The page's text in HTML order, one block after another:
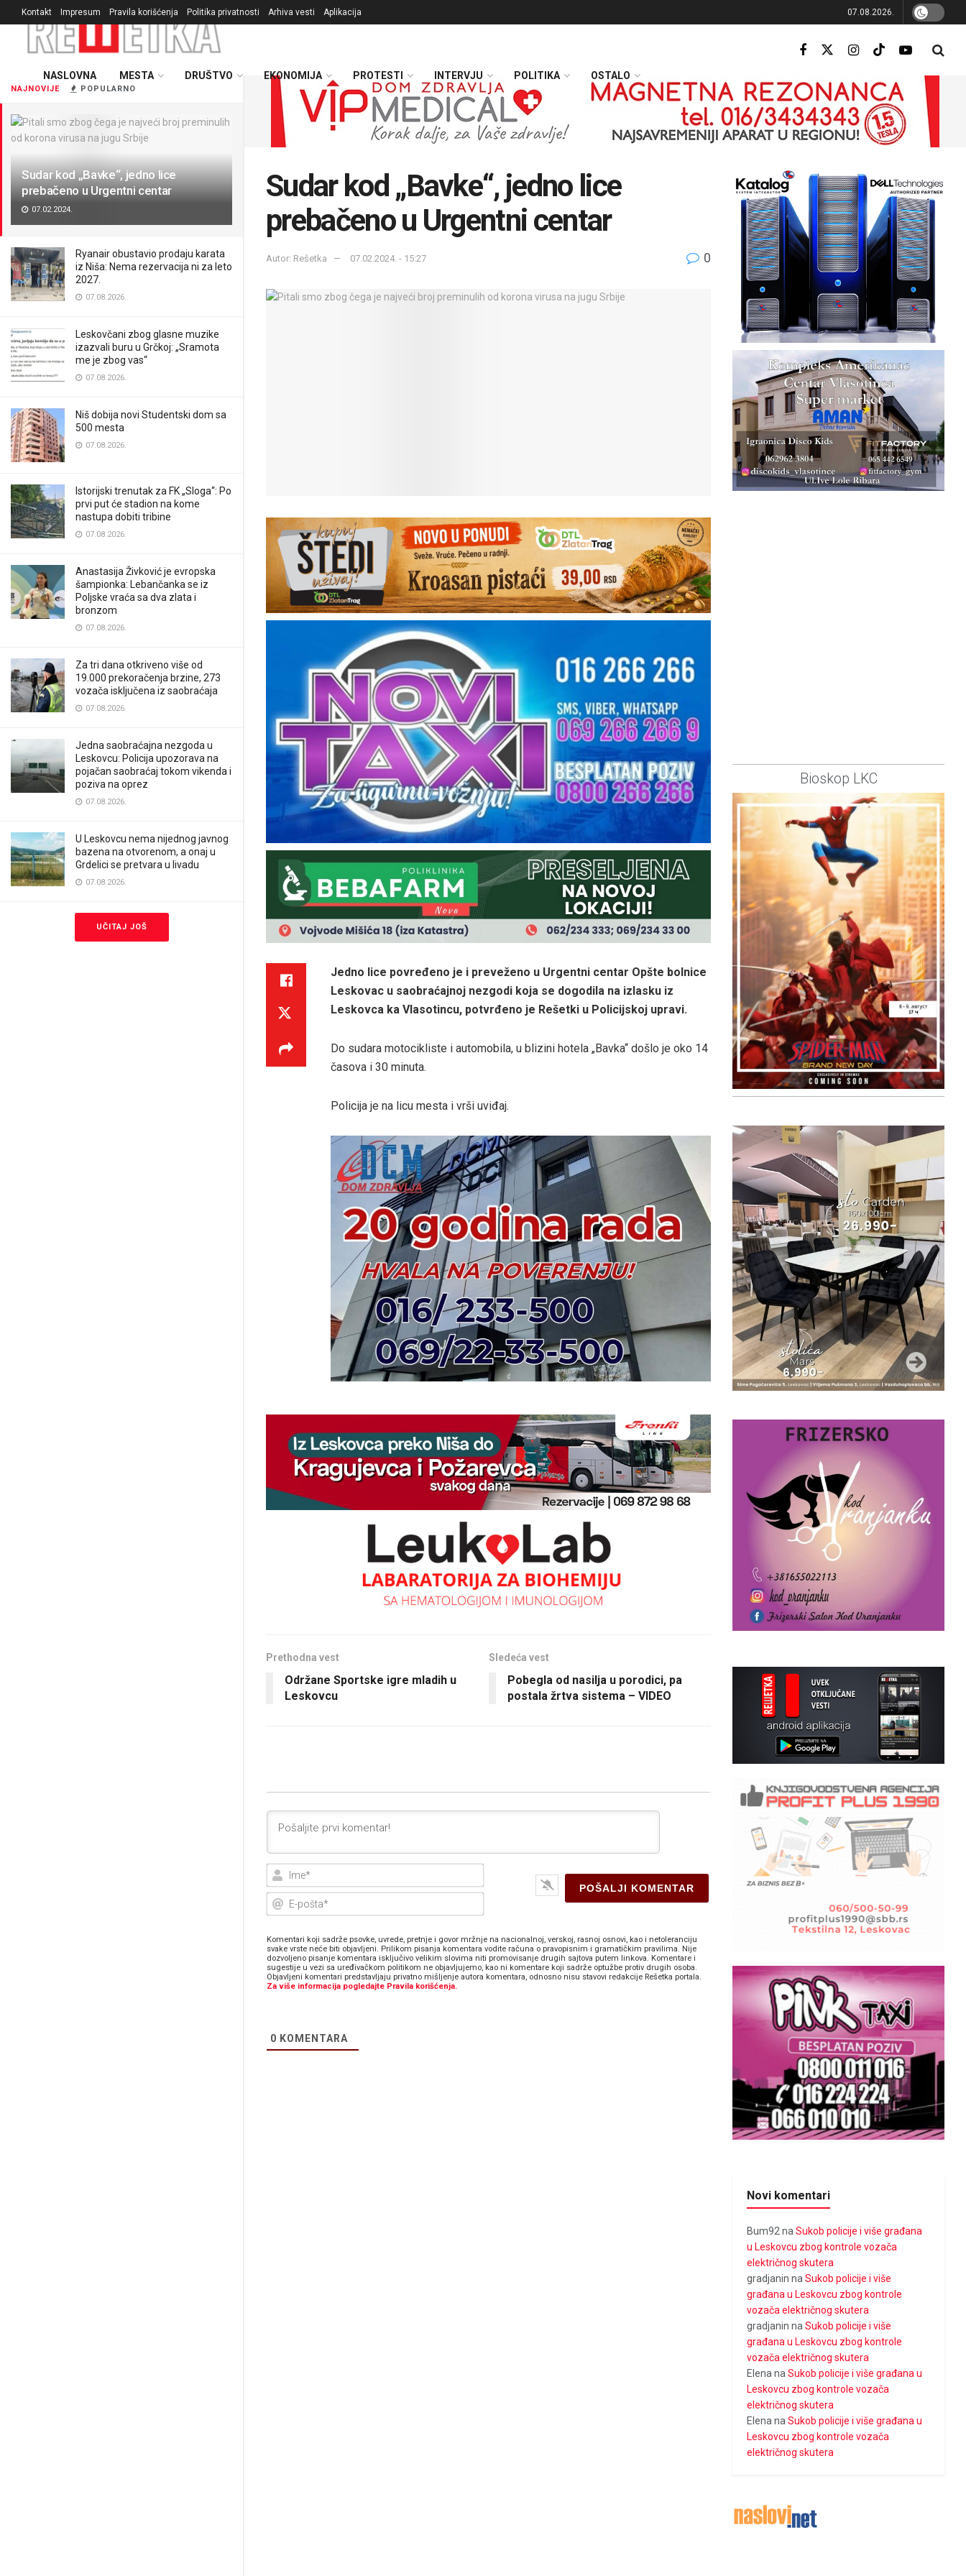
NAJNOVIJE POPULARNO
Sudar kod „Bavke“, jedno lice
prebačeno u Urgentni centar
07.02.2024.
Ryanair obustavio prodaju karata
iz Niša: Nema rezervacija ni za leto
2027.
07.08.2026.
Leskovčani zbog glasne muzike
izazvali buru u Grčkoj: „Sramota
me je zbog vas“
07.08.2026.
Niš dobija novi Studentski dom sa
500 mesta
07.08.2026.
Istorijski trenutak za FK „Sloga“: Po
prvi put će stadion na kome
nastupa dobiti tribine
07.08.2026.
Anastasija Živković je evropska
šampionka: Lebančanka se iz
Poljske vraća sa dva zlata i
bronzom
07.08.2026.
Za tri dana otkriveno više od
19.000 prekoračenja brzine, 273
vozača isključena iz saobraćaja
07.08.2026.
Jedna saobraćajna nezgoda u
Leskovcu: Policija upozorava na
pojačan saobraćaj tokom vikenda i
poziva na oprez
07.08.2026.
U Leskovcu nema nijednog javnog
bazena na otvorenom, a onaj u
Grdelici se pretvara u livadu
07.08.2026.
UČITAJ JOŠ
Kontakt Impresum Pravila korišćenja Politika privatnosti Arhiva vesti Aplikacija 07.08.2026.
NASLOVNA MESTA DRUŠTVO EKONOMIJA PROTESTI INTERVJU POLITIKA OSTALO
Sudar kod „Bavke“, jedno lice
prebačeno u Urgentni centar
Autor: Rešetka 07.02.2024. - 15:27 0
Jedno lice povređeno je i preveženo u Urgentni centar Opšte bolnice
Leskovac u saobraćajnoj nezgodi koja se dogodila na izlasku iz
Leskovca ka Vlasotincu, potvrđeno je Rešetki u Policijskoj upravi.
Do sudara motocikliste i automobila, u blizini hotela „Bavka“ došlo je oko 14
časova i 30 minuta.
Policija je na licu mesta i vrši uviđaj.
Prethodna vest
Održane Sportske igre mladih u
Leskovcu
Sledeća vest
Pobegla od nasilja u porodici, pa
postala žrtva sistema – VIDEO
Ime*
E-
Komentari koji sadrže psovke, uvrede, pretnje i govor mržnje na nacionalnoj, verskoj, rasnoj osnovi, kao i netoleranciju
svake vrste neće biti objavljeni. Prilikom pisanja komentara vodite računa o pravopisnim i gramatičkim pravilima. Nije
dozvoljeno pisanje komentara isključivo velikim slovima niti promovisanje drugih sajtova putem linkova. Komentare i
sugestije u vezi sa uređivačkom politikom ne objavljujemo, kao ni komentare koji sadrže optužbe protiv drugih osoba.
Objavljeni komentari predstavljaju privatno mišljenje autora komentara, odnosno nisu stavovi redakcije Rešetka portala.
Za više informacija pogledajte Pravila korišćenja.
0 KOMENTARA
Bioskop LKC
Novi komentari
Bum92 naSukob policije i više građana
u Leskovcu zbog kontrole vozača
električnog skutera
gradjanin naSukob policije i više
građana u Leskovcu zbog kontrole
vozača električnog skutera
gradjanin naSukob policije i više
građana u Leskovcu zbog kontrole
vozača električnog skutera
Elena naSukob policije i više građana u
Leskovcu zbog kontrole vozača
električnog skutera
Elena naSukob policije i više građana u
Leskovcu zbog kontrole vozača
električnog skutera